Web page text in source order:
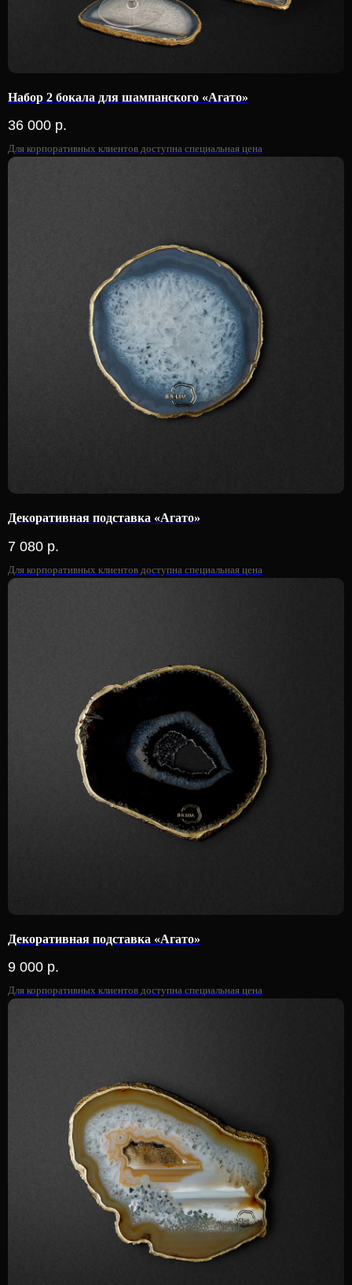
Набор 2 бокала для шампанского «Агато»
36 000 р.
Для корпоративных клиентов доступна специальная цена
Декоративная подставка «Агато»
7 080 р.
Для корпоративных клиентов доступна специальная цена
Декоративная подставка «Агато»
9 000 р.
Для корпоративных клиентов доступна специальная цена